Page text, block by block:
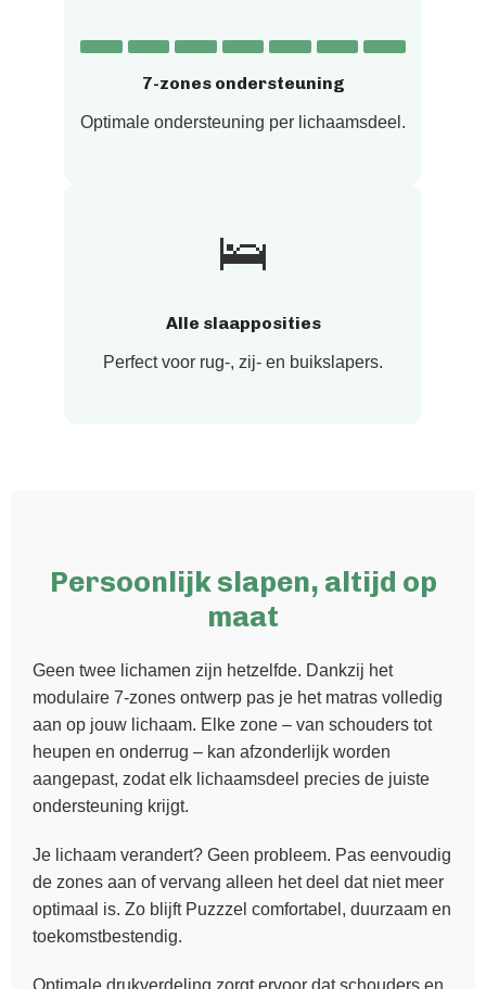
7-zones ondersteuning
Optimale ondersteuning per lichaamsdeel.
🛌
Alle slaapposities
Perfect voor rug-, zij- en buikslapers.
Persoonlijk slapen, altijd op
maat
Geen twee lichamen zijn hetzelfde. Dankzij het
modulaire 7-zones ontwerp pas je het matras volledig
aan op jouw lichaam. Elke zone – van schouders tot
heupen en onderrug – kan afzonderlijk worden
aangepast, zodat elk lichaamsdeel precies de juiste
ondersteuning krijgt.
Je lichaam verandert? Geen probleem. Pas eenvoudig
de zones aan of vervang alleen het deel dat niet meer
optimaal is. Zo blijft Puzzzel comfortabel, duurzaam en
toekomstbestendig.